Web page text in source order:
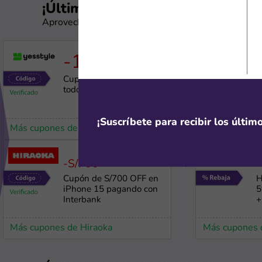
¡Última oportunidad!
Aprovecha estos cupones antes de que expiren
-15%
Cupón de 15% OFF en
todo el sitio
Más cupones de YesStyle
-S/700 1357
Cupón de S/700 OFF en
iPhone 15 pagando con
Interbank
Más cupones de Hiraoka
Más cupones
Más cupones
¡Suscríbete para recibir los